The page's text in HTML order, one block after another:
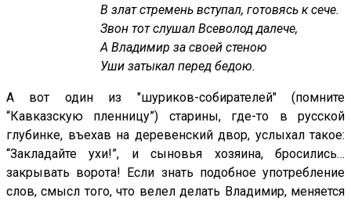
В злат стремень вступал, готовясь к сече.
Звон тот слушал Всеволод далече,
А Владимир за своей стеною
Уши затыкал перед бедою.
А вот один из "шуриков-собирателей" (помните
“Кавказскую пленницу”) старины, где-то в русской
глубинке, въехав на деревенский двор, услыхал такое:
“Закладайте ухи!”, и сыновья хозяина, бросились…
закрывать ворота! Если знать подобное употребление
слов, смысл того, что велел делать Владимир, меняется